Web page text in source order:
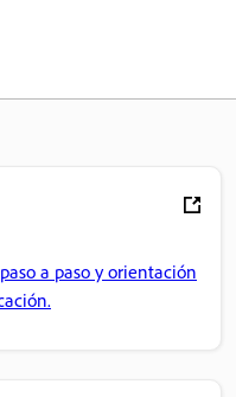
a paso y orientación